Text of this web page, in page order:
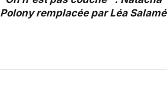
Polony remplacée par Léa Salamé